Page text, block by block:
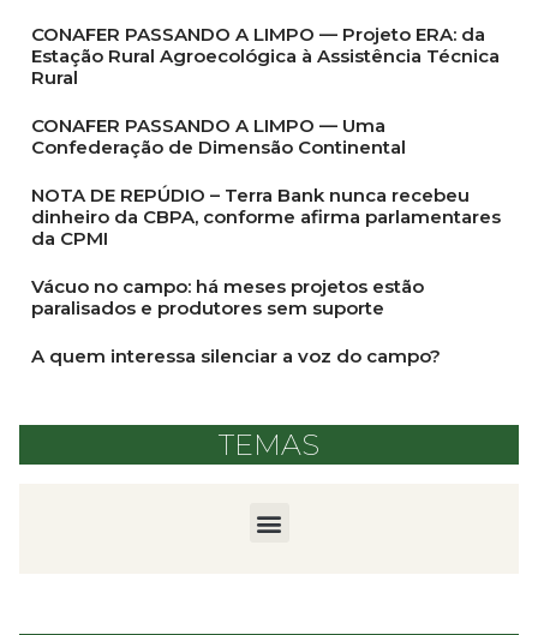
CONAFER PASSANDO A LIMPO — Projeto ERA: da
Estação Rural Agroecológica à Assistência Técnica
Rural
CONAFER PASSANDO A LIMPO — Uma
Confederação de Dimensão Continental
NOTA DE REPÚDIO – Terra Bank nunca recebeu
dinheiro da CBPA, conforme afirma parlamentares
da CPMI
Vácuo no campo: há meses projetos estão
paralisados e produtores sem suporte
A quem interessa silenciar a voz do campo?
TEMAS